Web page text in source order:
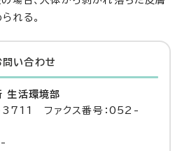
れる。
問い合わせ
生活環境部
ファクス番号：052-